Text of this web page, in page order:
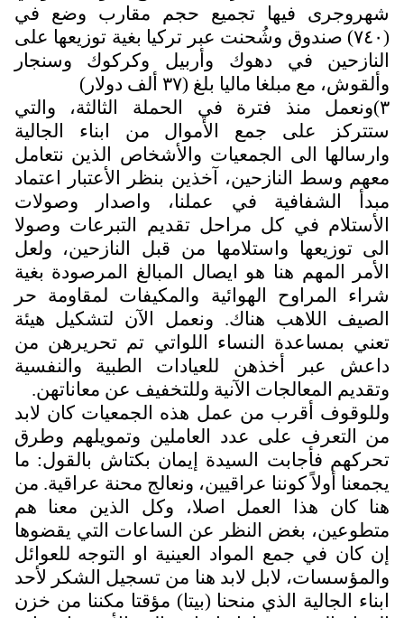
فيها تجميع حجم مقارب وضع في
(٧٤٠) صندوق وشُحنت عبر تركيا بغية توزيعها على
في دهوك وأربيل وكركوك وسنجار
مع مبلغا ماليا بلغ (٣٧ ألف دولار)
٣)ونعمل منذ فترة في الحملة الثالثة، والتي
على جمع الأموال من ابناء الجالية
الى الجمعيات والأشخاص الذين نتعامل
وسط النازحين، آخذين بنظر الأعتبار اعتماد
الشفافية في عملنا، واصدار وصولات
في كل مراحل تقديم التبرعات وصولا
توزيعها واستلامها من قبل النازحين، ولعل
المهم هنا هو ايصال المبالغ المرصودة بغية
المراوح الهوائية والمكيفات لمقاومة حر
اللاهب هناك. ونعمل الآن لتشكيل هيئة
بمساعدة النساء اللواتي تم تحريرهن من
عبر أخذهن للعيادات الطبية والنفسية
المعالجات الآنية وللتخفيف عن معاناتهن.
أقرب من عمل هذه الجمعيات كان لابد
التعرف على عدد العاملين وتمويلهم وطرق
فأجابت السيدة إيمان بكتاش بالقول: ما
أولاً كوننا عراقيين، ونعالج محنة عراقية. من
كان هذا العمل اصلا، وكل الذين معنا هم
بغض النظر عن الساعات التي يقضوها
كان في جمع المواد العينية او التوجه للعوائل
لابل لابد هنا من تسجيل الشكر لأحد
الجالية الذي منحنا (بيتا) مؤقتا مكننا من خزن